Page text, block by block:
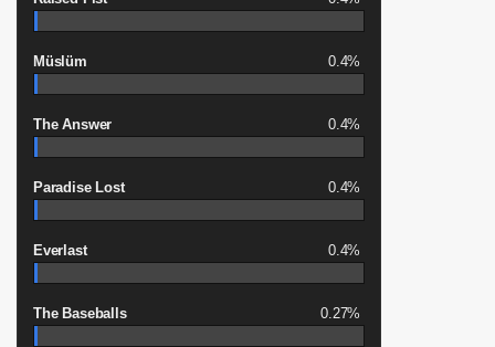
Müslüm 0.4%
The Answer 0.4%
Paradise Lost 0.4%
Everlast 0.4%
The Baseballs 0.27%